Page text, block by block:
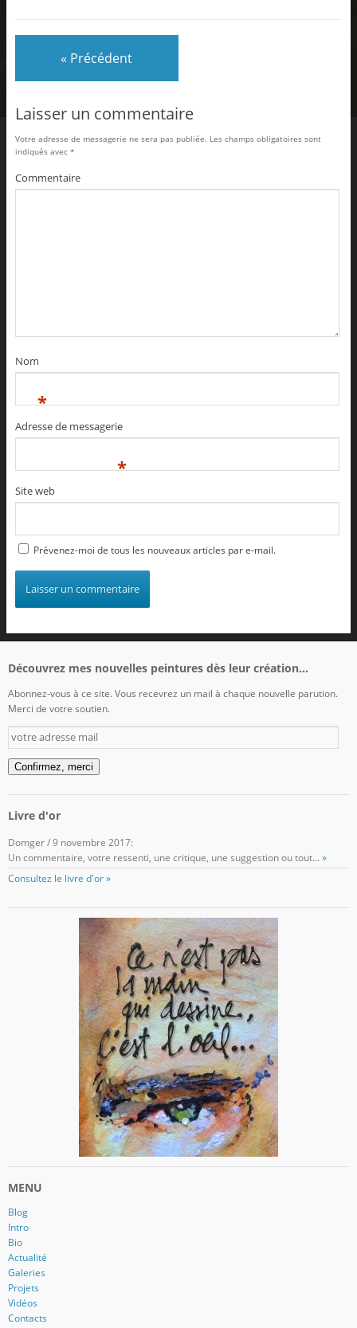
« Précédent
Laisser un commentaire
Votre adresse de messagerie ne sera pas publiée. Les champs obligatoires sont
indiqués avec *
Commentaire
Nom
*
Adresse de messagerie
*
Site web
Prévenez-moi de tous les nouveaux articles par e-mail.
Découvrez mes nouvelles peintures dès leur création...
Abonnez-vous à ce site. Vous recevrez un mail à chaque nouvelle parution.
Merci de votre soutien.
votre
adresse
mail
Confirmez, merci
Livre d'or
Domger/9 novembre 2017:
Un commentaire, votre ressenti, une critique, une suggestion ou tout... »
Consultez le livre d'or »
MENU
Blog
Intro
Bio
Actualité
Galeries
Projets
Vidéos
Contacts